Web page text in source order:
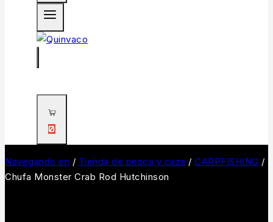
0
Navegando en / Tienda de pesca y caza / CARPFISHING /
Chufa Monster Crab Rod Hutchinson